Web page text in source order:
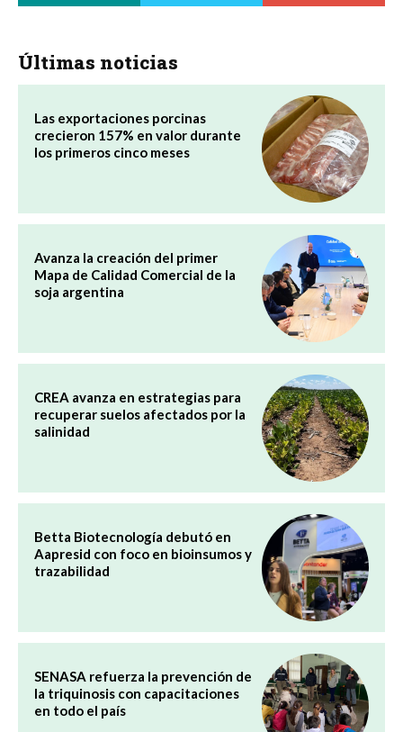
Últimas noticias
Las exportaciones porcinas
crecieron 157% en valor durante
los primeros cinco meses
Avanza la creación del primer
Mapa de Calidad Comercial de la
soja argentina
CREA avanza en estrategias para
recuperar suelos afectados por la
salinidad
Betta Biotecnología debutó en
Aapresid con foco en bioinsumos y
trazabilidad
SENASA refuerza la prevención de
la triquinosis con capacitaciones
en todo el país